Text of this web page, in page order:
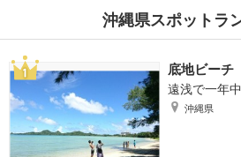
沖縄県スポットラ
底地ビーチ
遠浅で一年
沖縄県